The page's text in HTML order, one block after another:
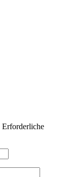
Erforderliche